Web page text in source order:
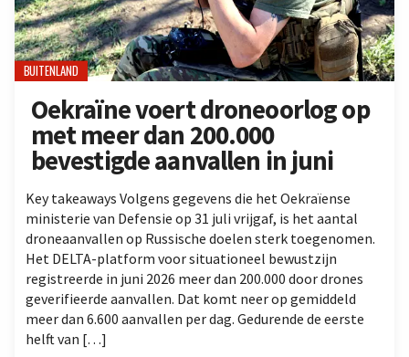
BUITENLAND
Oekraïne voert droneoorlog op
met meer dan 200.000
bevestigde aanvallen in juni
Key takeaways Volgens gegevens die het Oekraïense
ministerie van Defensie op 31 juli vrijgaf, is het aantal
droneaanvallen op Russische doelen sterk toegenomen.
Het DELTA-platform voor situationeel bewustzijn
registreerde in juni 2026 meer dan 200.000 door drones
geverifieerde aanvallen. Dat komt neer op gemiddeld
meer dan 6.600 aanvallen per dag. Gedurende de eerste
helft van […]